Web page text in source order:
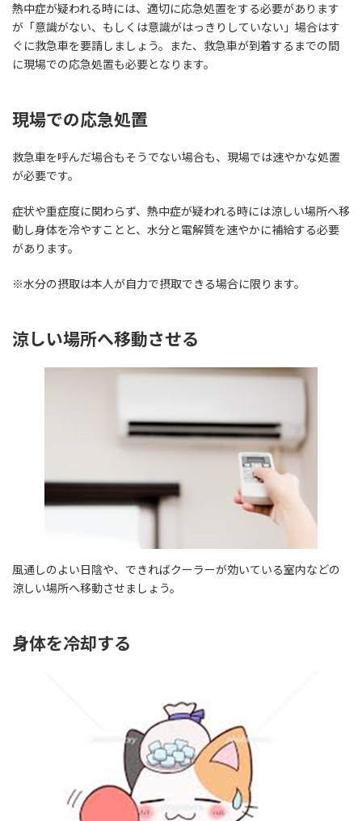
熱中症が疑われる時には、適切に応急処置をする必要があります
が「意識がない、もしくは意識がはっきりしていない」場合はす
ぐに救急車を要請しましょう。また、救急車が到着するまでの間
に現場での応急処置も必要となります。
現場での応急処置
救急車を呼んだ場合もそうでない場合も、現場では速やかな処置
が必要です。
症状や重症度に関わらず、熱中症が疑われる時には涼しい場所へ移
動し身体を冷やすことと、水分と電解質を速やかに補給する必要
があります。
※水分の摂取は本人が自力で摂取できる場合に限ります。
涼しい場所へ移動させる
風通しのよい日陰や、できればクーラーが効いている室内などの
涼しい場所へ移動させましょう。
身体を冷却する